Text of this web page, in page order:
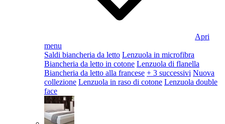
Apri
menu
Saldi biancheria da letto Lenzuola in microfibra
Biancheria da letto in cotone Lenzuola di flanella
Biancheria da letto alla francese + 3 successivi Nuova
collezione Lenzuola in raso di cotone Lenzuola double
face